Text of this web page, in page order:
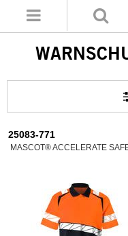
25083-771
MASCOT® ACCELERATE